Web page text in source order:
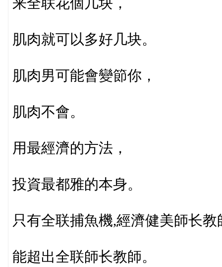
肌肉就可以多好几块。
肌肉男可能會變節你，
肌肉不會。
用最經濟的方法，
投資最都雅的本身。
只有全联捕魚機,經濟健美師长教
能超出全联師长教師。